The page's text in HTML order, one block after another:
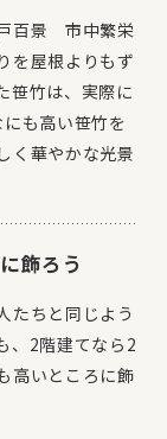
百景 市中繁栄
を屋根よりもず
笹竹は、実際に
も高い笹竹を
く華やかな光景
飾ろう
たちと同じよう
、2階建てなら2
高いところに飾